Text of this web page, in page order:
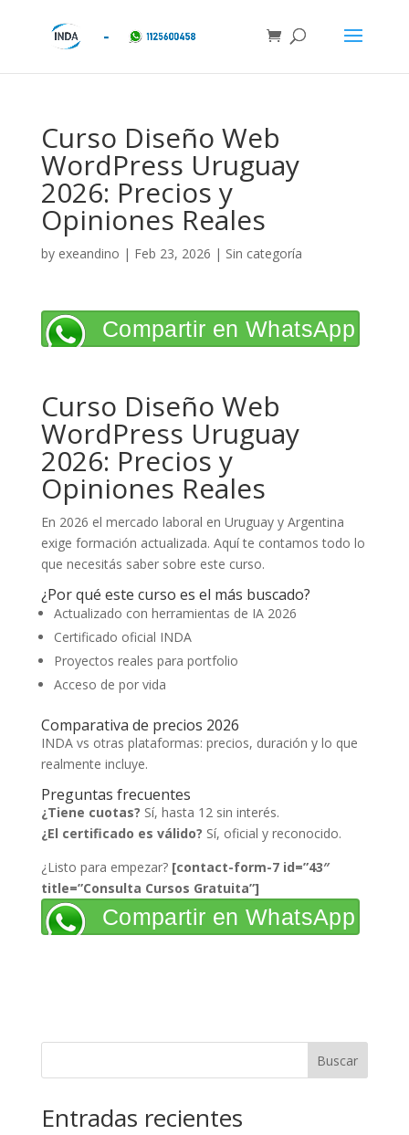
Curso Diseño Web
WordPress Uruguay
2026: Precios y
Opiniones Reales
by exeandino | Feb 23, 2026 | Sin categoría
Compartir en WhatsApp
Curso Diseño Web
WordPress Uruguay
2026: Precios y
Opiniones Reales
En 2026 el mercado laboral en Uruguay y Argentina
exige formación actualizada. Aquí te contamos todo lo
que necesitás saber sobre este curso.
¿Por qué este curso es el más buscado?
Actualizado con herramientas de IA 2026
Certificado oficial INDA
Proyectos reales para portfolio
Acceso de por vida
Comparativa de precios 2026
INDA vs otras plataformas: precios, duración y lo que
realmente incluye.
Preguntas frecuentes
¿Tiene cuotas? Sí, hasta 12 sin interés.
¿El certificado es válido? Sí, oficial y reconocido.
¿Listo para empezar? [contact-form-7 id=”43″
title=”Consulta Cursos Gratuita”]
Compartir en WhatsApp
Buscar
Entradas recientes